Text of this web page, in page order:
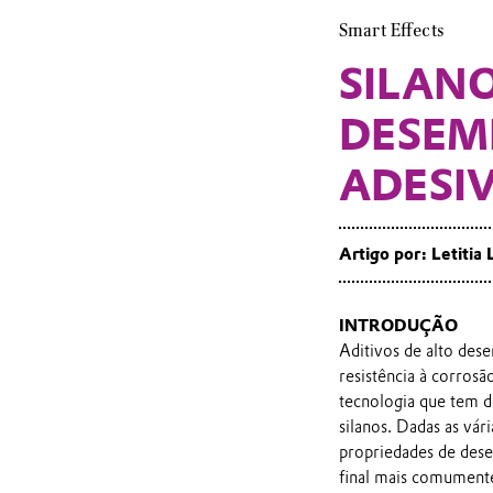
Smart Effects
Artigo por: Letitia
INTRODUÇÃO
Aditivos de alto
resistência à
tecnologia que tem
silanos. Dadas as
propriedades de
final mais